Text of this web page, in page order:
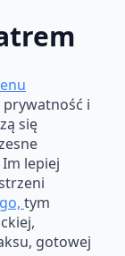
prywatność i
się
lepiej
tym
gotowej